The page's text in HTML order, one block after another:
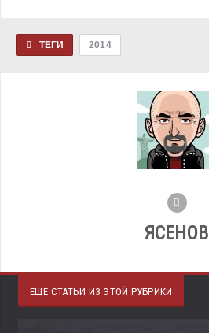
ТЕГИ 2014
ЯСЕНОВ
ЕЩЁ СТАТЬИ ИЗ ЭТОЙ РУБРИКИ